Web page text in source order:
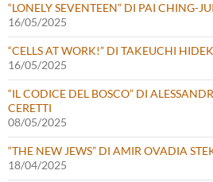
“LONELY SEVENTEEN” DI PAI CHING-JUI
16/05/2025
“CELLS AT WORK!” DI TAKEUCHI
16/05/2025
“IL CODICE DEL BOSCO” DI
CERETTI
08/05/2025
“THE NEW JEWS” DI AMIR OVADIA
18/04/2025